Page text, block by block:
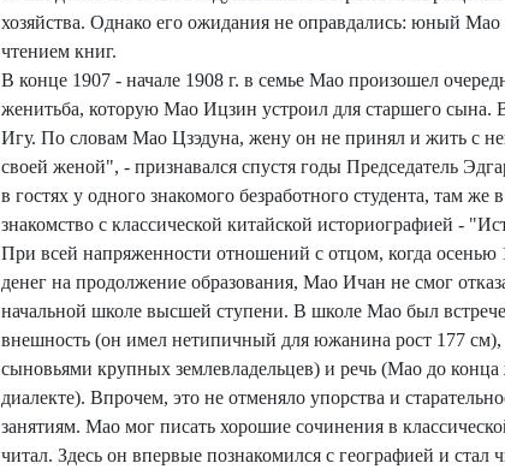
хозяйства. Однако его ожидания не оправдались: юный
чтением книг.
В конце 1907 - начале 1908 г. в семье Мао произошел
женитьба, которую Мао Ицзин устроил для старшего
Игу. По словам Мао Цзэдуна, жену он не принял и жить с
своей женой", - признавался спустя годы Председатель
в гостях у одного знакомого безработного студента, там
знакомство с классической китайской историографией -
При всей напряженности отношений с отцом, когда осенью
денег на продолжение образования, Мао Ичан не смог
начальной школе высшей ступени. В школе Мао был
внешность (он имел нетипичный для южанина рост 177
сыновьями крупных землевладельцев) и речь (Мао до
диалекте). Впрочем, это не отменяло упорства и
занятиям. Мао мог писать хорошие сочинения в
читал. Здесь он впервые познакомился с географией и